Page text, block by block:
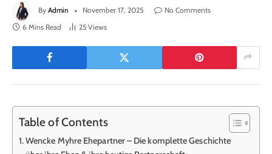
By Admin November 17, 2025
No Comments
6 Mins Read
25 Views
Table of Contents
Wencke Myhre Ehepartner – Die komplette Geschichte